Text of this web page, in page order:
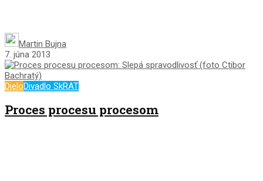
Martin Bujna
7. júna 2013
DieloDivadlo SkRAT
Proces procesu procesom